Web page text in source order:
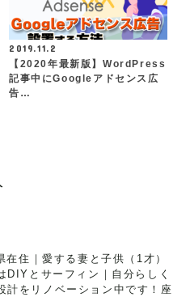
2019.11.2
【2020年最新版】WordPress
記事中にGoogleアドセンス広
告…
住｜愛する妻と子供（1才）
DIYとサーフィン｜自分らしく
計をリノベーション中です！座